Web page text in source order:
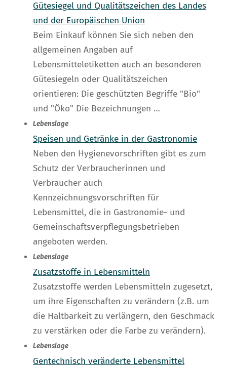
Gütesiegel und Qualitätszeichen des Landes
und der Europäischen Union
Beim Einkauf können Sie sich neben den
allgemeinen Angaben auf
Lebensmitteletiketten auch an besonderen
Gütesiegeln oder Qualitätszeichen
orientieren: Die geschützten Begriffe "Bio"
und "Öko" Die Bezeichnungen …
Lebenslage
Speisen und Getränke in der Gastronomie
Neben den Hygienevorschriften gibt es zum
Schutz der Verbraucherinnen und
Verbraucher auch
Kennzeichnungsvorschriften für
Lebensmittel, die in Gastronomie- und
Gemeinschaftsverpflegungsbetrieben
angeboten werden.
Lebenslage
Zusatzstoffe in Lebensmitteln
Zusatzstoffe werden Lebensmitteln zugesetzt,
um ihre Eigenschaften zu verändern (z.B. um
die Haltbarkeit zu verlängern, den Geschmack
zu verstärken oder die Farbe zu verändern).
Lebenslage
Gentechnisch veränderte Lebensmittel